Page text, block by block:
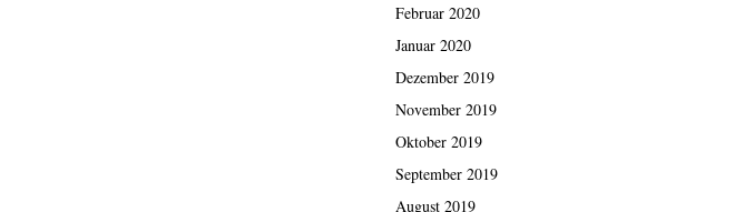
Februar 2020
Januar 2020
Dezember 2019
November 2019
Oktober 2019
September 2019
August 2019